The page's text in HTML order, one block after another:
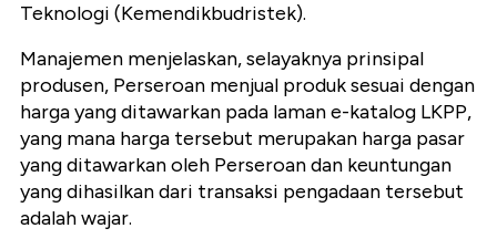
Teknologi (Kemendikbudristek).
Manajemen menjelaskan, selayaknya prinsipal
produsen, Perseroan menjual produk sesuai dengan
harga yang ditawarkan pada laman e-katalog LKPP,
yang mana harga tersebut merupakan harga pasar
yang ditawarkan oleh Perseroan dan keuntungan
yang dihasilkan dari transaksi pengadaan tersebut
adalah wajar.